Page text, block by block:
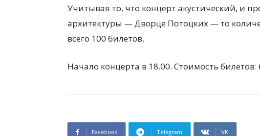
Учитывая то, что концерт акустический, и
архитектуры — Дворце Потоцких — то
всего 100 билетов.
Начало концерта в 18.00. Стоимость билетов:
Facebook Telegram VK